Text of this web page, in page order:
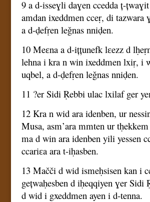
9 a d-isseɣli daɣen ccedda ț-
amdan ixeddmen cceṛ, di tazwara
a d-ḍefṛen leǧnas nniḍen.
10 Meɛna a d-ițțunefk lɛezz d
lehna i kra n win ixeddmen lxiṛ, i
uqbel, a d-ḍefṛen leǧnas nniḍen.
11 ?er Sidi Ṛebbi ulac lxilaf ger
12 Kra n wid ara idenben, ur
Musa, asm’ara mmten ur
ma d win ara idenben yili yessen
ccariɛa ara t-iḥasben.
13 Mačči d wid ismeḥsisen kan i
gețwaḥesben d iḥeqqiyen ɣer Sidi
d wid i gxeddmen ayen i d-tenna.